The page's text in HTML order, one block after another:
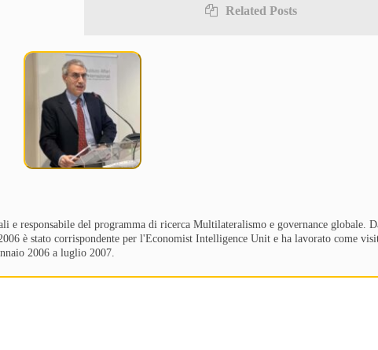
Related Posts
e responsabile del programma di ricerca Multilateralismo e governance globale.
è stato corrispondente per l'Economist Intelligence Unit e ha lavorato come
2006 a luglio 2007.